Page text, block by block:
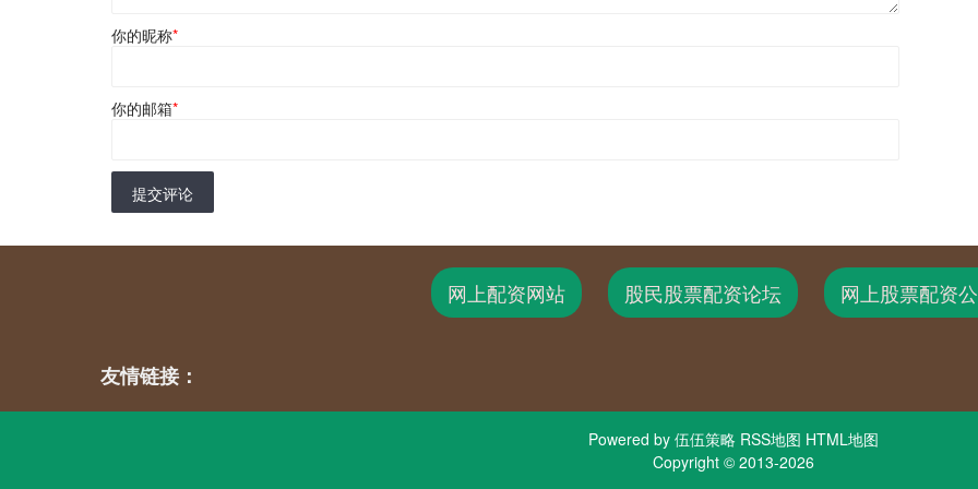
你的昵称*
你的邮箱*
提交评论
网上配资网站 股民股票配资论坛 网上股票配资
友情链接：
Powered by 伍伍策略 RSS地图 HTML地图
Copyright © 2013-2026